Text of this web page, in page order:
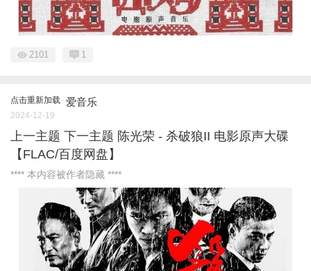
2101 1
点击重新加载 爱音乐
2024-12-19
上一主题 下一主题 陈光荣 - 杀破狼II 电影原声大碟
【FLAC/百度网盘】
**** 本内容被作者隐藏 ****